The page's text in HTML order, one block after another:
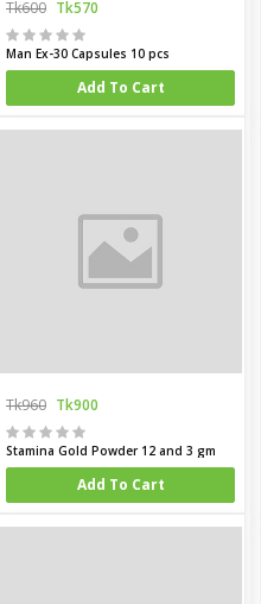
Tk600 Tk570
Man Ex-30 Capsules 10 pcs
Add To Cart
Tk960 Tk900
Stamina Gold Powder 12 and 3 gm
Add To Cart